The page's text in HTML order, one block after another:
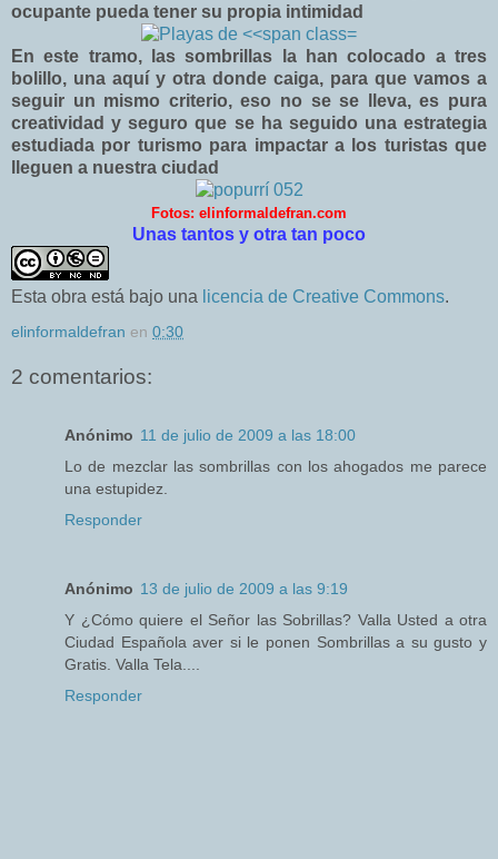
ocupante pueda tener su propia intimidad
En este tramo, las sombrillas la han colocado a tres
bolillo, una aquí y otra donde caiga, para que vamos a
seguir un mismo criterio, eso no se se lleva, es pura
creatividad y seguro que se ha seguido una estrategia
estudiada por turismo para impactar a los turistas que
lleguen a nuestra ciudad
Fotos: elinformaldefran.com
Unas tantos y otra tan poco
Esta obra está bajo una licencia de Creative Commons.
elinformaldefran en 0:30
2 comentarios:
Anónimo 11 de julio de 2009 a las 18:00
Lo de mezclar las sombrillas con los ahogados me parece
una estupidez.
Responder
Anónimo 13 de julio de 2009 a las 9:19
Y ¿Cómo quiere el Señor las Sobrillas? Valla Usted a otra
Ciudad Española aver si le ponen Sombrillas a su gusto y
Gratis. Valla Tela....
Responder